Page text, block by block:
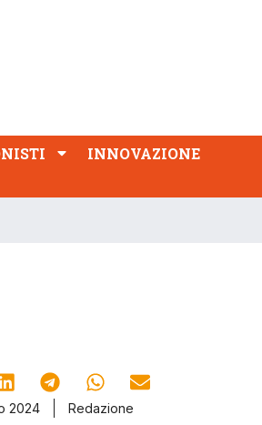
INNOVAZIONE
2024
Redazione